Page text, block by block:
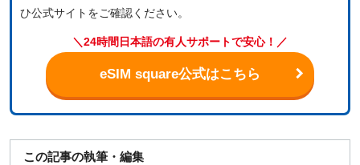
ひ公式サイトをご確認ください。
＼24時間日本語の有人サポートで安心！／
eSIM square公式はこちら
この記事の執筆・編集